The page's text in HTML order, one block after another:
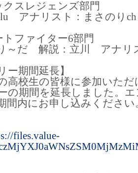
クスレジェンズ部門
アナリスト：まさのりch
ファイター6部門
～だ 解説：立川 アナリ
ー期間延長】
高校生の皆様に参加いた
の期間を延長しました。
間内にお申し込みください
files.value-